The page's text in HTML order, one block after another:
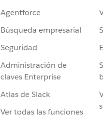
Agentforce
Búsqueda empresarial
Seguridad
Administración de
claves Enterprise
Atlas de Slack
Ver todas las funciones